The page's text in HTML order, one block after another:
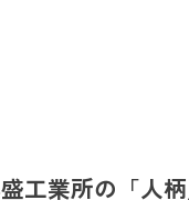
工業所の「人